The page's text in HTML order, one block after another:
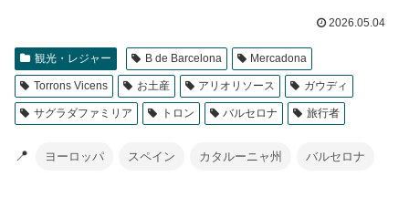
2026.05.04
観光・レジャー B de Barcelona Mercadona
Torrons Vicens お土産 アリオリソース ガウディ
サグラダファミリア トロン バルセロナ 旅行者
📍 ヨーロッパ スペイン カタルーニャ州 バルセロナ